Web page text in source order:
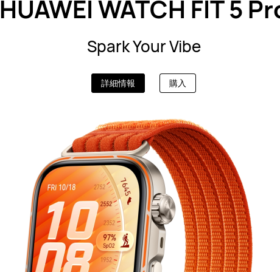
HUAWEI WATCH FIT 5
Spark Your Vibe
詳細情報 購入